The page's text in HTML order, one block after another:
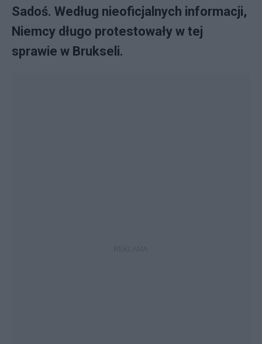
Sadoś. Według nieoficjalnych informacji,
Niemcy długo protestowały w tej
sprawie w Brukseli.